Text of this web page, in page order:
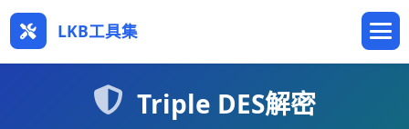
LKB工具集
Triple DES解密